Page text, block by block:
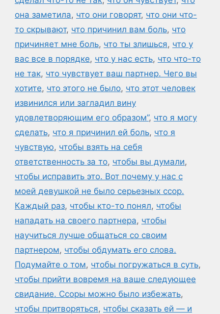
она заметила, что они говорят, что они что-
то скрывают, что причинил вам боль, что
причиняет мне боль, что ты злишься, что у
вас все в порядке, что у нас есть, что что-то
не так, что чувствует ваш партнер. Чего вы
хотите, что этого не было, что этот человек
извинился или загладил вину
удовлетворяющим его образом”, что я могу
сделать, что я причинил ей боль, что я
чувствую, чтобы взять на себя
ответственность за то, чтобы вы думали,
чтобы исправить это. Вот почему у нас с
моей девушкой не было серьезных ссор.
Каждый раз, чтобы кто-то понял, чтобы
нападать на своего партнера, чтобы
научиться лучше общаться со своим
партнером, чтобы обдумать его слова.
Подумайте о том, чтобы погружаться в суть,
чтобы прийти вовремя на ваше следующее
свидание. Ссоры можно было избежать,
чтобы притворяться, чтобы сказать ей — и